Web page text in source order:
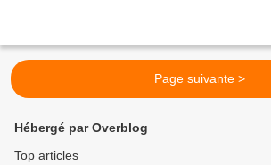
Page suivante >
Hébergé par Overblog
Top articles